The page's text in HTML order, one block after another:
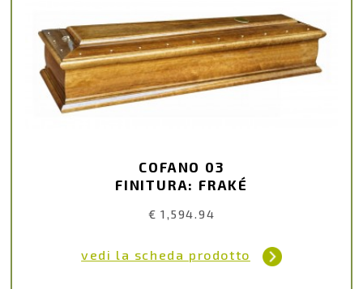
COFANO 03
FINITURA: FRAKÉ
€ 1,594.94
vedi la scheda prodotto